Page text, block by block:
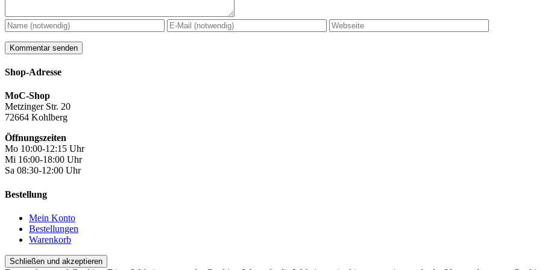
Shop-Adresse
MoC-Shop
Metzinger Str. 20
72664 Kohlberg
Öffnungszeiten
Mo 10:00-12:15 Uhr
Mi 16:00-18:00 Uhr
Sa 08:30-12:00 Uhr
Bestellung
Mein Konto
Bestellungen
Warenkorb